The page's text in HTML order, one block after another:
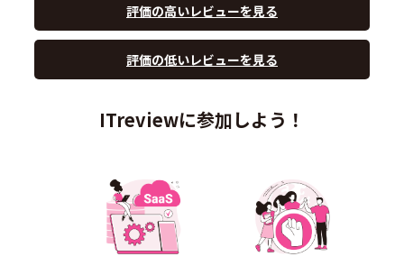
評価の高いレビューを見る
評価の低いレビューを見る
ITreviewに参加しよう！